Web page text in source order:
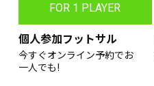
FOR 1 PLAYER
個人参加フットサル
今すぐオンライン予約でお
一人でも!